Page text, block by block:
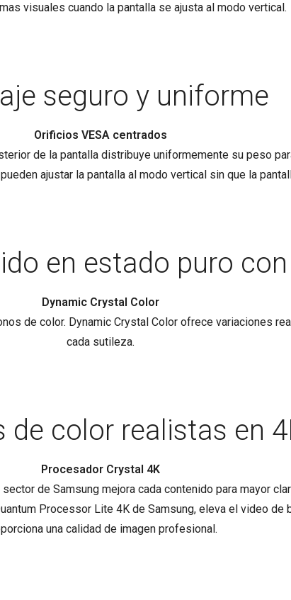
visuales cuando la pantalla se ajusta al modo vertical.
seguro y uniforme
Orificios VESA centrados
de la pantalla distribuye uniformemente su peso
ajustar la pantalla al modo vertical sin que la
en estado puro
Dynamic Crystal Color
de color. Dynamic Crystal Color ofrece variaciones
cada sutileza.
de color realistas en
Procesador Crystal 4K
de Samsung mejora cada contenido para mayor
Processor Lite 4K de Samsung, eleva el video de
una calidad de imagen profesional.